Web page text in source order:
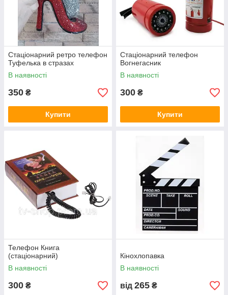
Стаціонарний ретро телефон
Туфелька в стразах
В наявності
350 ₴
Купити
Стаціонарний телефон
Вогнегасник
В наявності
300 ₴
Купити
Телефон Книга
(стаціонарний)
В наявності
300 ₴
Кінохлопавка
В наявності
від 265 ₴